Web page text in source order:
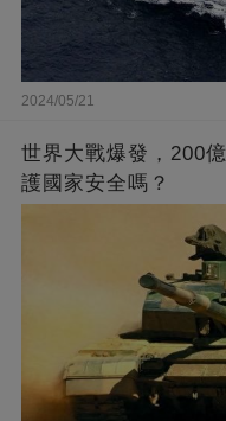
2024/05/21
世界大戰爆發，200
護國家安全嗎？